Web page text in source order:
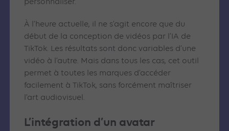
personnaliser.
À l’heure actuelle, il ne s’agit encore que du
début de la conception de vidéos par l’IA de
TikTok. Les résultats sont donc variables d’une
vidéo à l’autre. Mais dans tous les cas, cet outil
permet à toutes les marques d’accéder
facilement à TikTok, sans forcément maîtriser
l’art audiovisuel.
L’intégration d’un avatar